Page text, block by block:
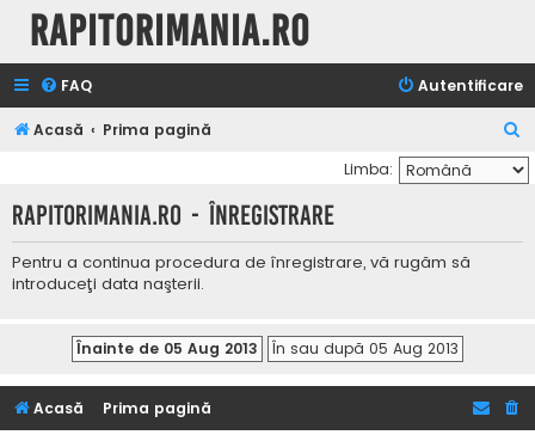
Rapitorimania.ro
FAQ Autentificare
Acasă Prima pagină
ă
u
Limba:
Rapitorimania.ro - Înregistrare
Pentru a continua procedura de înregistrare, vă rugăm să
introduceţi data naşterii.
Acasă Prima pagină